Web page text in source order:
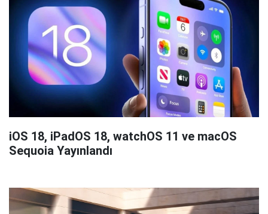
iOS 18, iPadOS 18, watchOS 11 ve macOS
Sequoia Yayınlandı